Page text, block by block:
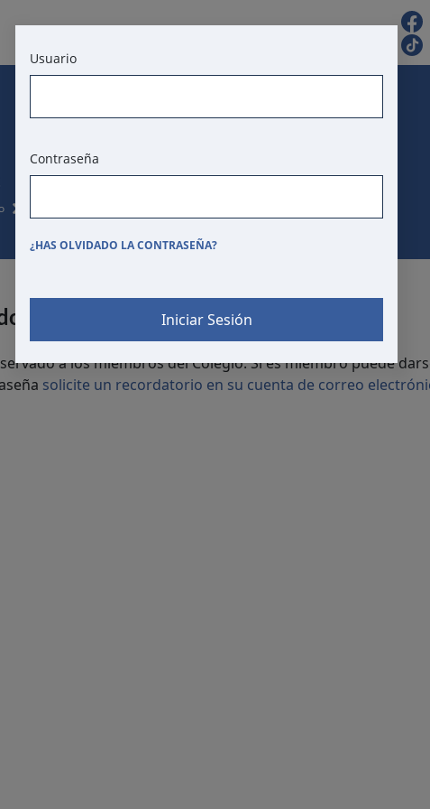
a los miembros del Colegio. Si es miembro puede
solicite un recordatorio en su cuenta de correo
Usuario
Contraseña
¿HAS OLVIDADO LA CONTRASEÑA?